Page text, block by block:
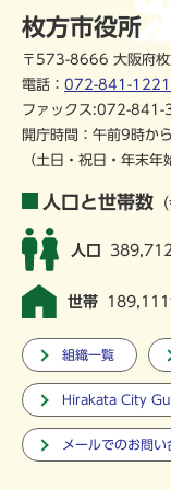
枚方市役所
〒573-8666 大阪府
電話： 072-841-1221
ファックス:072-841-
開庁時間：午前9時か
（土日・祝日・年末年
人口と世帯数
人口
世帯 189,111
組織一覧
Hirakata City
メールでのお問い